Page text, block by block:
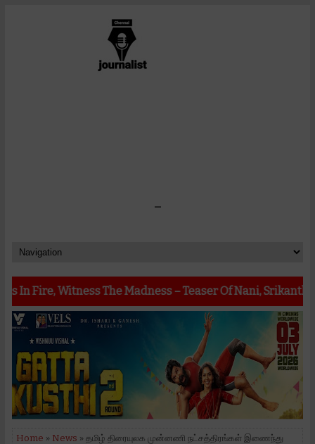
-
The Madness – Teaser Of Nani, Srikanth Odela,
Home » News » தமிழ் திரையுலக முன்னணி நட்சத்திரங்கள் இணைந்து